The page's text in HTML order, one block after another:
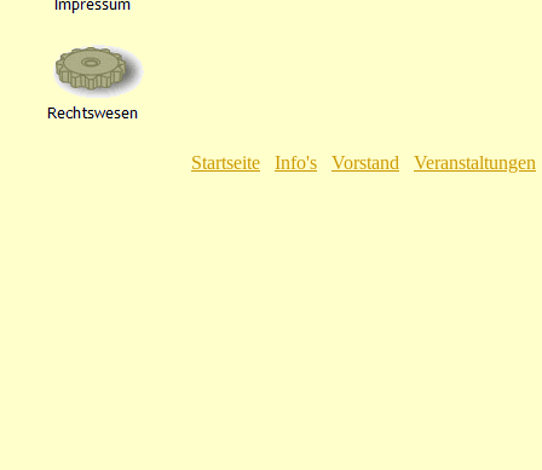
Startseite Info's Vorstand Veranstaltungen